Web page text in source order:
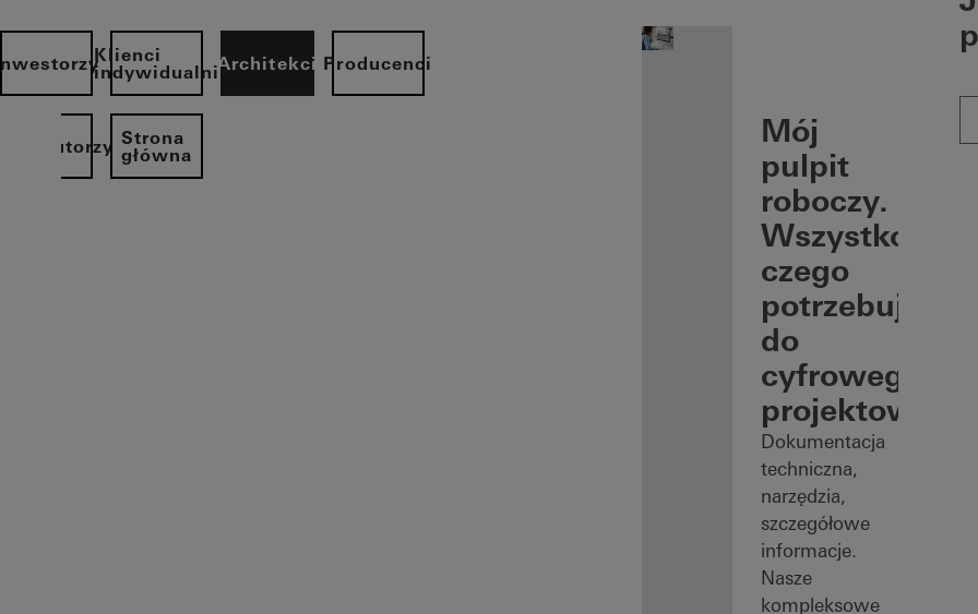
Klienci
indywidualniArchitekci Producenci
Strona
główna
Mój
pulpit
roboczy.
Wszystko,
czego
potrzebujesz
do
cyfrowego
projektowania
Dokumentacja
techniczna,
narzędzia,
szczegółowe
informacje.
Nasze
kompleksowe